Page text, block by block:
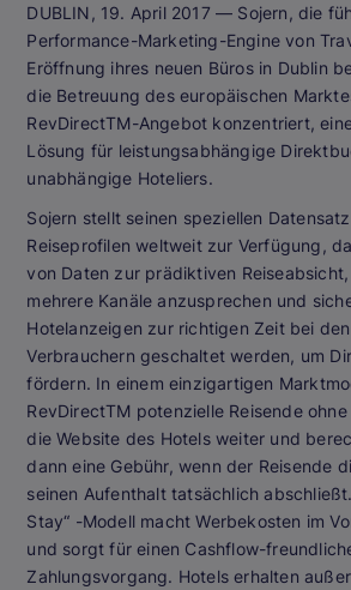
DUBLIN, 19. April 2017 — Sojern, die
Performance-Marketing-Engine von
Eröffnung ihres neuen Büros in Dublin
die Betreuung des europäischen
RevDirectTM-Angebot konzentriert,
Lösung für leistungsabhängige
unabhängige Hoteliers.
Sojern stellt seinen speziellen
Reiseprofilen weltweit zur Verfügung,
von Daten zur prädiktiven
mehrere Kanäle anzusprechen und
Hotelanzeigen zur richtigen Zeit bei
Verbrauchern geschaltet werden, um
fördern. In einem einzigartigen
RevDirectTM potenzielle Reisende
die Website des Hotels weiter und
dann eine Gebühr, wenn der Reisende
seinen Aufenthalt tatsächlich
Stay“ -Modell macht Werbekosten im
und sorgt für einen Cashflow-
Zahlungsvorgang. Hotels erhalten